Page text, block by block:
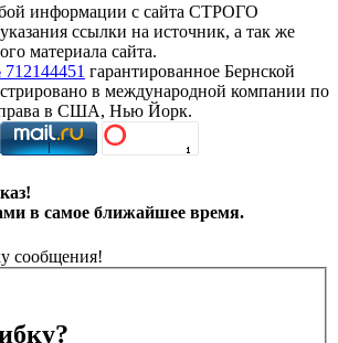
информации с сайта СТРОГО
ссылки на источник, а так же
материала сайта.
гарантированное Бернской
в международной компании по
права в США, Нью Йорк.
в самое ближайшее время.
сообщения!